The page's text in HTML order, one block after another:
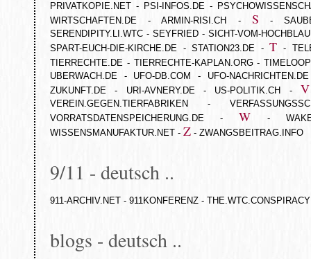
PRIVATKOPIE.NET - PSI-INFOS.DE-
WIRTSCHAFTEN.DE -ARMIN-RISI.CH - S -
SERENDIPITY.LI.WTC -SEYFRIED -SICHT-VOM-
SPART-EUCH-DIE-KIRCHE.DE -STATION23.DE -T -
TIERRECHTE.DE - TIERRECHTE-KAPLAN.ORG-
UBERWACH.DE - UFO-DB.COM - UFO-NACHRICHTEN.DE
ZUKUNFT.DE - URI-AVNERY.DE- US-POLITIK.CH - V
VEREIN.GEGEN.TIERFABRIKEN -
VORRATSDATENSPEICHERUNG.DE - W -
WISSENSMANUFAKTUR.NET - Z - ZWANGSBEITRAG.INFO
9/11 - deutsch ..
911-ARCHIV.NET - 911KONFERENZ - THE.WTC.CONSPIRACY
blogs - deutsch ..